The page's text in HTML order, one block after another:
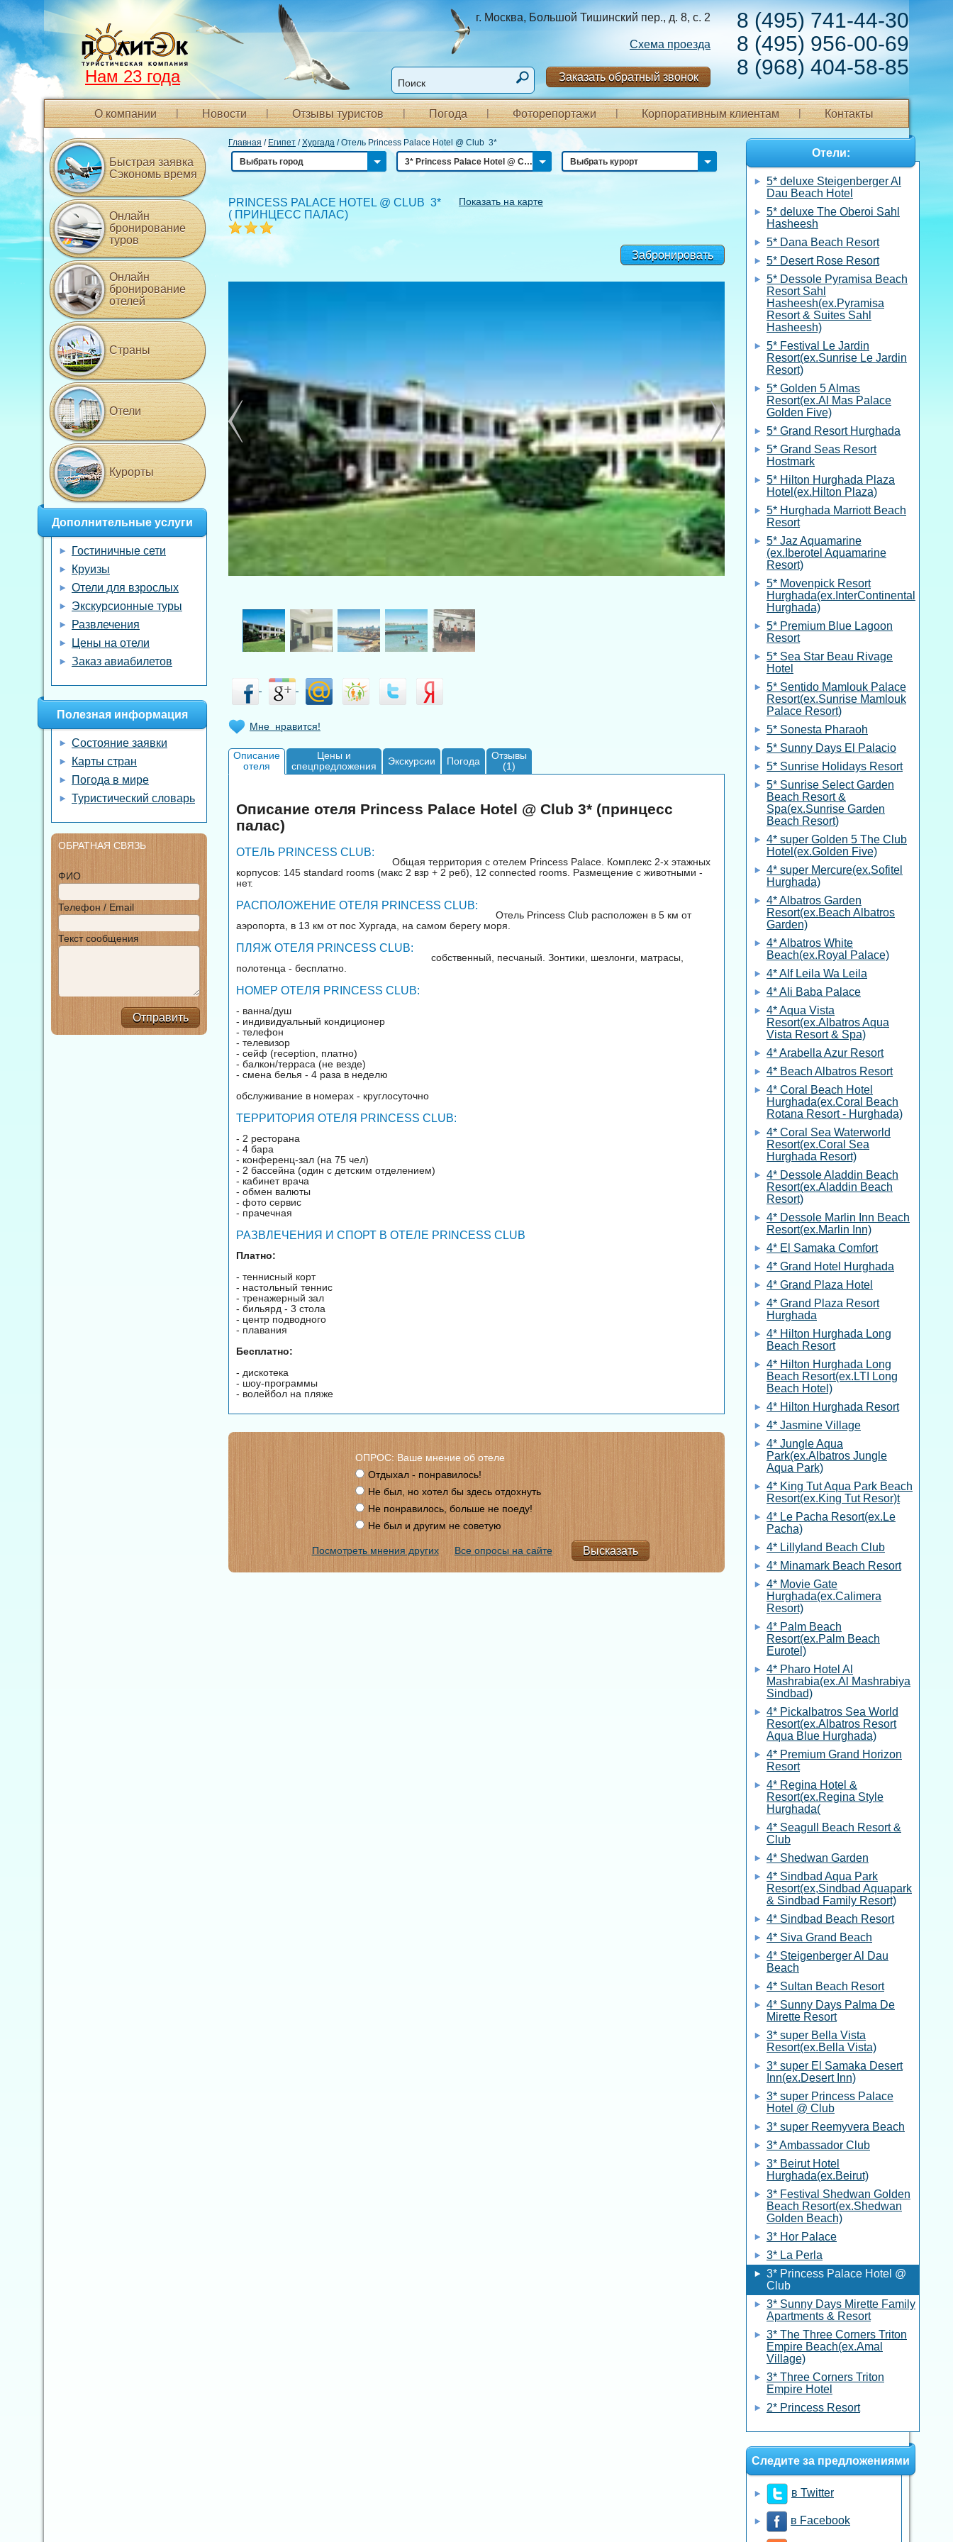
8 (495) 741-44-30
8 (495) 956-00-69
8 (968) 404-58-85
г. Москва, Большой Тишинский пер., д. 8, с. 2
Схема проезда
Заказать обратный звонок
Нам 23 года
О компании Новости Отзывы туристов Погода Фоторепортажи Корпоративным клиентам Контакты
Главная / Египет /Хургада /Отель Princess Palace Hotel @ Club 3*
Выбрать город
3* Princess Palace Hotel @ Club Выбрать курорт
PRINCESS PALACE HOTEL @ CLUB 3*
( ПРИНЦЕСС ПАЛАС)
Показать на карте
Забронировать
Мне нравится!
Описание
отеля
Цены и
спецпредложения
Экскурсии Погода
Отзывы
(1)
Описание отеля Princess Palace Hotel @ Club 3* (принцесс
палас)
ОТЕЛЬ PRINCESS CLUB:
Общая территория с отелем Princess Palace. Комплекс 2-х этажных
корпусов: 145 standard rooms (макс 2 взр + 2 реб), 12 connected rooms. Размещение с животными -
нет.
РАСПОЛОЖЕНИЕ ОТЕЛЯ PRINCESS CLUB:
Отель Princess Club расположен в 5 км от
аэропорта, в 13 км от пос Хургада, на самом берегу моря.
ПЛЯЖ ОТЕЛЯ PRINCESS CLUB:
собственный, песчаный. Зонтики, шезлонги, матрасы,
полотенца - бесплатно.
НОМЕР ОТЕЛЯ PRINCESS CLUB:
- ванна/душ
- индивидуальный кондиционер
- телефон
- телевизор
- сейф (reception, платно)
- балкон/терраса (не везде)
- смена белья - 4 раза в неделю
обслуживание в номерах - круглосуточно
ТЕРРИТОРИЯ ОТЕЛЯ PRINCESS CLUB:
- 2 ресторана
- 4 бара
- конференц-зал (на 75 чел)
- 2 бассейна (один с детским отделением)
- кабинет врача
- обмен валюты
- фото сервис
- прачечная
РАЗВЛЕЧЕНИЯ И СПОРТ В ОТЕЛЕ PRINCESS CLUB
Платно:
- теннисный корт
- настольный теннис
- тренажерный зал
- бильярд - 3 стола
- центр подводного
- плавания
Бесплатно:
- дискотека
- шоу-программы
- волейбол на пляже
ОПРОС: Ваше мнение об отеле
Отдыхал - понравилось!
Не был, но хотел бы здесь отдохнуть
Не понравилось, больше не поеду!
Не был и другим не советую
Посмотреть мнения других Все опросы на сайте
Быстрая заявка
Сэкономь время
Онлайн
бронирование
туров
Онлайн
бронирование
отелей
Страны
Отели
Курорты
Дополнительные услуги
Гостиничные сети
Круизы
Отели для взрослых
Экскурсионные туры
Развлечения
Цены на отели
Заказ авиабилетов
Полезная информация
Состояние заявки
Карты стран
Погода в мире
Туристический словарь
ОБРАТНАЯ СВЯЗЬ
ФИО
Телефон / Email
Текст сообщения
Отправить
Отели:
5* deluxe Steigenberger Al
Dau Beach Hotel
5* deluxe The Oberoi Sahl
Hasheesh
5* Dana Beach Resort
5* Desert Rose Resort
5* Dessole Pyramisa Beach
Resort Sahl
Hasheesh(ex.Pyramisa
Resort & Suites Sahl
Hasheesh)
5* Festival Le Jardin
Resort(ex.Sunrise Le Jardin
Resort)
5* Golden 5 Almas
Resort(ex.Al Mas Palace
Golden Five)
5* Grand Resort Hurghada
5* Grand Seas Resort
Hostmark
5* Hilton Hurghada Plaza
Hotel(ex.Hilton Plaza)
5* Hurghada Marriott Beach
Resort
5* Jaz Aquamarine
(ex.Iberotel Aquamarine
Resort)
5* Movenpick Resort
Hurghada(ex.InterContinental
Hurghada)
5* Premium Blue Lagoon
Resort
5* Sea Star Beau Rivage
Hotel
5* Sentido Mamlouk Palace
Resort(ex.Sunrise Mamlouk
Palace Resort)
5* Sonesta Pharaoh
5* Sunny Days El Palacio
5* Sunrise Holidays Resort
5* Sunrise Select Garden
Beach Resort &
Spa(ex.Sunrise Garden
Beach Resort)
4* super Golden 5 The Club
Hotel(ex.Golden Five)
4* super Mercure(ex.Sofitel
Hurghada)
4* Albatros Garden
Resort(ex.Beach Albatros
Garden)
4* Albatros White
Beach(ex.Royal Palace)
4* Alf Leila Wa Leila
4* Ali Baba Palace
4* Aqua Vista
Resort(ex.Albatros Aqua
Vista Resort & Spa)
4* Arabella Azur Resort
4* Beach Albatros Resort
4* Coral Beach Hotel
Hurghada(ex.Coral Beach
Rotana Resort - Hurghada)
4* Coral Sea Waterworld
Resort(ex.Coral Sea
Hurghada Resort)
4* Dessole Aladdin Beach
Resort(ex.Aladdin Beach
Resort)
4* Dessole Marlin Inn Beach
Resort(ex.Marlin Inn)
4* El Samaka Comfort
4* Grand Hotel Hurghada
4* Grand Plaza Hotel
4* Grand Plaza Resort
Hurghada
4* Hilton Hurghada Long
Beach Resort
4* Hilton Hurghada Long
Beach Resort(ex.LTI Long
Beach Hotel)
4* Hilton Hurghada Resort
4* Jasmine Village
4* Jungle Aqua
Park(ex.Albatros Jungle
Aqua Park)
4* King Tut Aqua Park Beach
Resort(ex.King Tut Resor)t
4* Le Pacha Resort(ex.Le
Pacha)
4* Lillyland Beach Club
4* Minamark Beach Resort
4* Movie Gate
Hurghada(ex.Calimera
Resort)
4* Palm Beach
Resort(ex.Palm Beach
Eurotel)
4* Pharo Hotel Al
Mashrabia(ex.Al Mashrabiya
Sindbad)
4* Pickalbatros Sea World
Resort(ex.Albatros Resort
Aqua Blue Hurghada)
4* Premium Grand Horizon
Resort
4* Regina Hotel &
Resort(ex.Regina Style
Hurghada(
4* Seagull Beach Resort &
Club
4* Shedwan Garden
4* Sindbad Aqua Park
Resort(ex,Sindbad Aquapark
& Sindbad Family Resort)
4* Sindbad Beach Resort
4* Siva Grand Beach
4* Steigenberger Al Dau
Beach
4* Sultan Beach Resort
4* Sunny Days Palma De
Mirette Resort
3* super Bella Vista
Resort(ex.Bella Vista)
3* super El Samaka Desert
Inn(ex.Desert Inn)
3* super Princess Palace
Hotel @ Club
3* super Reemyvera Beach
3* Ambassador Club
3* Beirut Hotel
Hurghada(ex.Beirut)
3* Festival Shedwan Golden
Beach Resort(ex.Shedwan
Golden Beach)
3* Hor Palace
3* La Perla
3* Princess Palace Hotel @
Club
3* Sunny Days Mirette Family
Apartments & Resort
3* The Three Corners Triton
Empire Beach(ex.Amal
Village)
3* Three Corners Triton
Empire Hotel
2* Princess Resort
Следите за предложениями
в Twitter
в Facebook